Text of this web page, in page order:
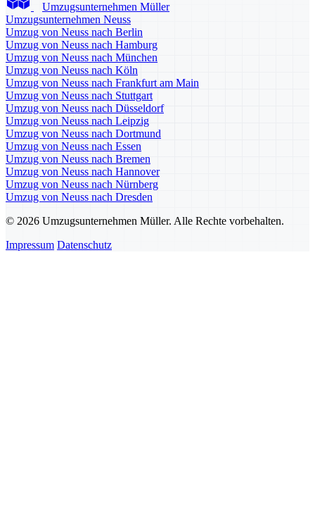
Umzugsunternehmen Müller
Umzugsunternehmen Neuss
Umzug von Neuss nach Berlin
Umzug von Neuss nach Hamburg
Umzug von Neuss nach München
Umzug von Neuss nach Köln
Umzug von Neuss nach Frankfurt am Main
Umzug von Neuss nach Stuttgart
Umzug von Neuss nach Düsseldorf
Umzug von Neuss nach Leipzig
Umzug von Neuss nach Dortmund
Umzug von Neuss nach Essen
Umzug von Neuss nach Bremen
Umzug von Neuss nach Hannover
Umzug von Neuss nach Nürnberg
Umzug von Neuss nach Dresden
© 2026 Umzugsunternehmen Müller. Alle Rechte vorbehalten.
Impressum Datenschutz